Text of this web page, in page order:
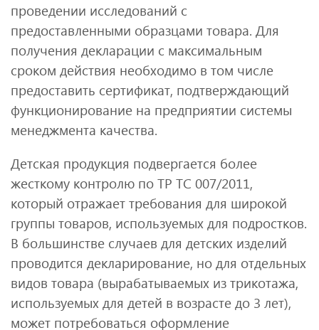
проведении исследований с
предоставленными образцами товара. Для
получения декларации с максимальным
сроком действия необходимо в том числе
предоставить сертификат, подтверждающий
функционирование на предприятии системы
менеджмента качества.
Детская продукция подвергается более
жесткому контролю по ТР ТС 007/2011,
который отражает требования для широкой
группы товаров, используемых для подростков.
В большинстве случаев для детских изделий
проводится декларирование, но для отдельных
видов товара (вырабатываемых из трикотажа,
используемых для детей в возрасте до 3 лет),
может потребоваться оформление